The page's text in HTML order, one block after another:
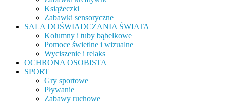
Książeczki
Zabawki sensoryczne
SALA DOŚWIADCZANIA ŚWIATA
Kolumny i tuby bąbelkowe
Pomoce świetlne i wizualne
Wyciszenie i relaks
OCHRONA OSOBISTA
SPORT
Gry sportowe
Pływanie
Zabawy ruchowe